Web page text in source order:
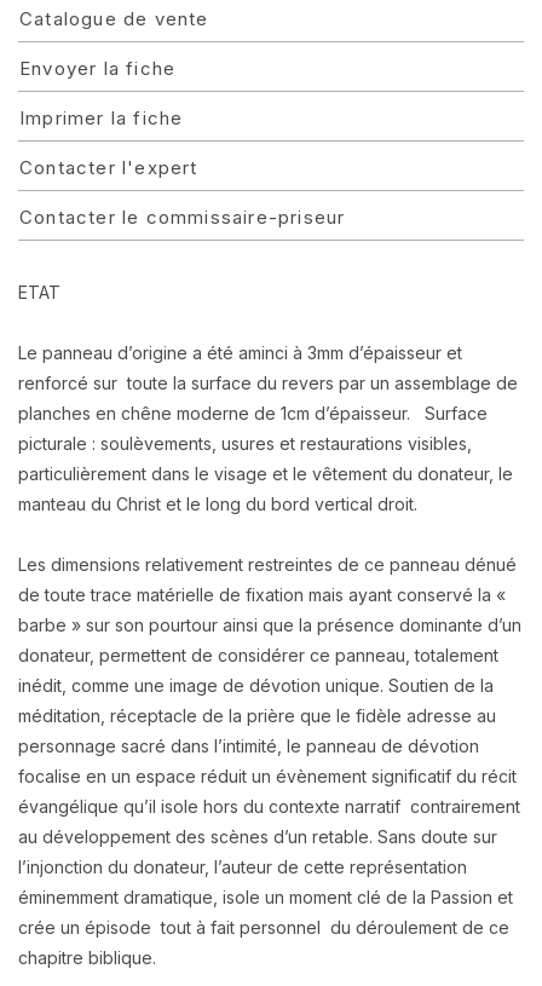
Catalogue de vente
Envoyer la fiche
Imprimer la fiche
Contacter l'expert
Contacter le commissaire-priseur
ETAT
Le panneau d’origine a été aminci à 3mm d’épaisseur et
renforcé sur toute la surface du revers par un assemblage de
planches en chêne moderne de 1cm d’épaisseur. Surface
picturale : soulèvements, usures et restaurations visibles,
particulièrement dans le visage et le vêtement du donateur, le
manteau du Christ et le long du bord vertical droit.
Les dimensions relativement restreintes de ce panneau dénué
de toute trace matérielle de fixation mais ayant conservé la «
barbe » sur son pourtour ainsi que la présence dominante d’un
donateur, permettent de considérer ce panneau, totalement
inédit, comme une image de dévotion unique. Soutien de la
méditation, réceptacle de la prière que le fidèle adresse au
personnage sacré dans l’intimité, le panneau de dévotion
focalise en un espace réduit un évènement significatif du récit
évangélique qu’il isole hors du contexte narratif contrairement
au développement des scènes d’un retable. Sans doute sur
l’injonction du donateur, l’auteur de cette représentation
éminemment dramatique, isole un moment clé de la Passion et
crée un épisode tout à fait personnel du déroulement de ce
chapitre biblique.